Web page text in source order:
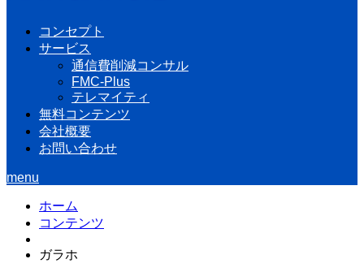
コンセプト
サービス
通信費削減コンサル
FMC-Plus
テレマイティ
無料コンテンツ
会社概要
お問い合わせ
menu
ホーム
コンテンツ
ガラホ